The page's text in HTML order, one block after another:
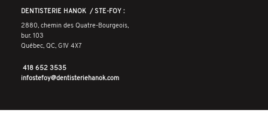
DENTISTERIE HANOK / STE-FOY :
2880, chemin des Quatre-Bourgeois,
bur. 103
Québec, QC, G1V 4X7
418 652 3535
infostefoy@dentisteriehanok.com